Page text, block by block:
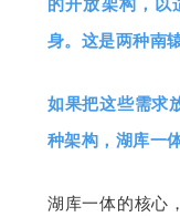
身。这是两种南
如果把这些需求
种架构，湖库一体
湖库一体的核心